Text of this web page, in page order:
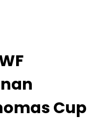
Cup